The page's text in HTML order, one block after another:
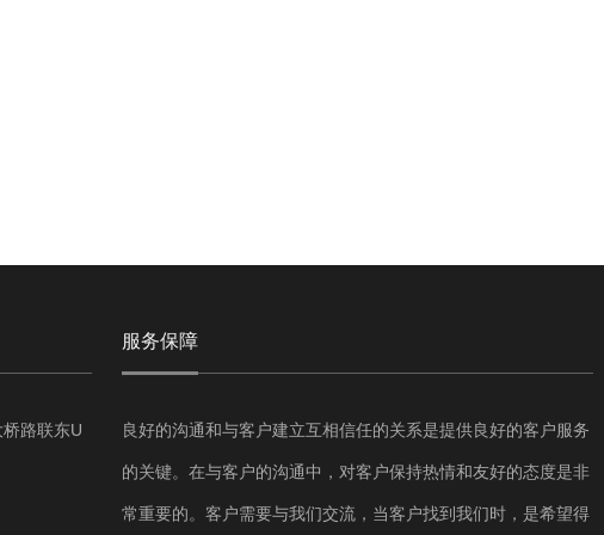
路联东U
服务保障
良好的沟通和与客户建立互相信任的关系是提供良好的客户服务
的关键。在与客户的沟通中，对客户保持热情和友好的态度是非
常重要的。客户需要与我们交流，当客户找到我们时，是希望得